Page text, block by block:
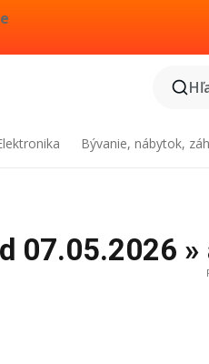
Bývanie, nábytok,
07.05.2026